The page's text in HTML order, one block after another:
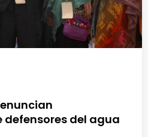
del agua